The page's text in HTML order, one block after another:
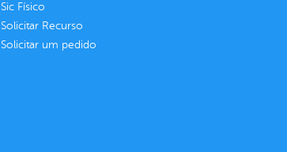
Sic Físico
Solicitar Recurso
Solicitar um pedido